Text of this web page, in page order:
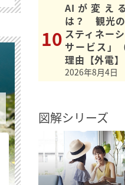
AIが変え
は？ 観光の
スティネー
サービス」
理由【外電】
2026年8月4日
図解シリーズ